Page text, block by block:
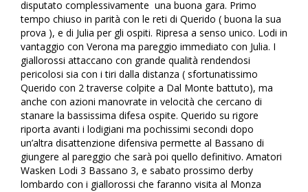
disputato complessivamente una buona gara. Primo
tempo chiuso in parità con le reti di Querido ( buona la sua
prova ), e di Julia per gli ospiti. Ripresa a senso unico. Lodi in
vantaggio con Verona ma pareggio immediato con Julia. I
giallorossi attaccano con grande qualità rendendosi
pericolosi sia con i tiri dalla distanza ( sfortunatissimo
Querido con 2 traverse colpite a Dal Monte battuto), ma
anche con azioni manovrate in velocità che cercano di
stanare la bassissima difesa ospite. Querido su rigore
riporta avanti i lodigiani ma pochissimi secondi dopo
un’altra disattenzione difensiva permette al Bassano di
giungere al pareggio che sarà poi quello definitivo. Amatori
Wasken Lodi 3 Bassano 3, e sabato prossimo derby
lombardo con i giallorossi che faranno visita al Monza